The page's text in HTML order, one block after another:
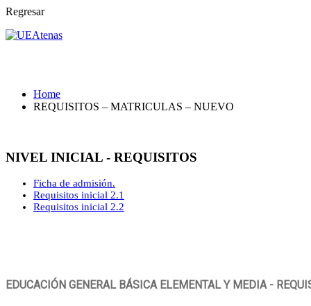
Regresar
Home
REQUISITOS – MATRICULAS – NUEVO
NIVEL INICIAL - REQUISITOS
Ficha de admisión.
Requisitos inicial 2.1
Requisitos inicial 2.2
EDUCACIÓN GENERAL BÁSICA ELEMENTAL Y MEDIA -